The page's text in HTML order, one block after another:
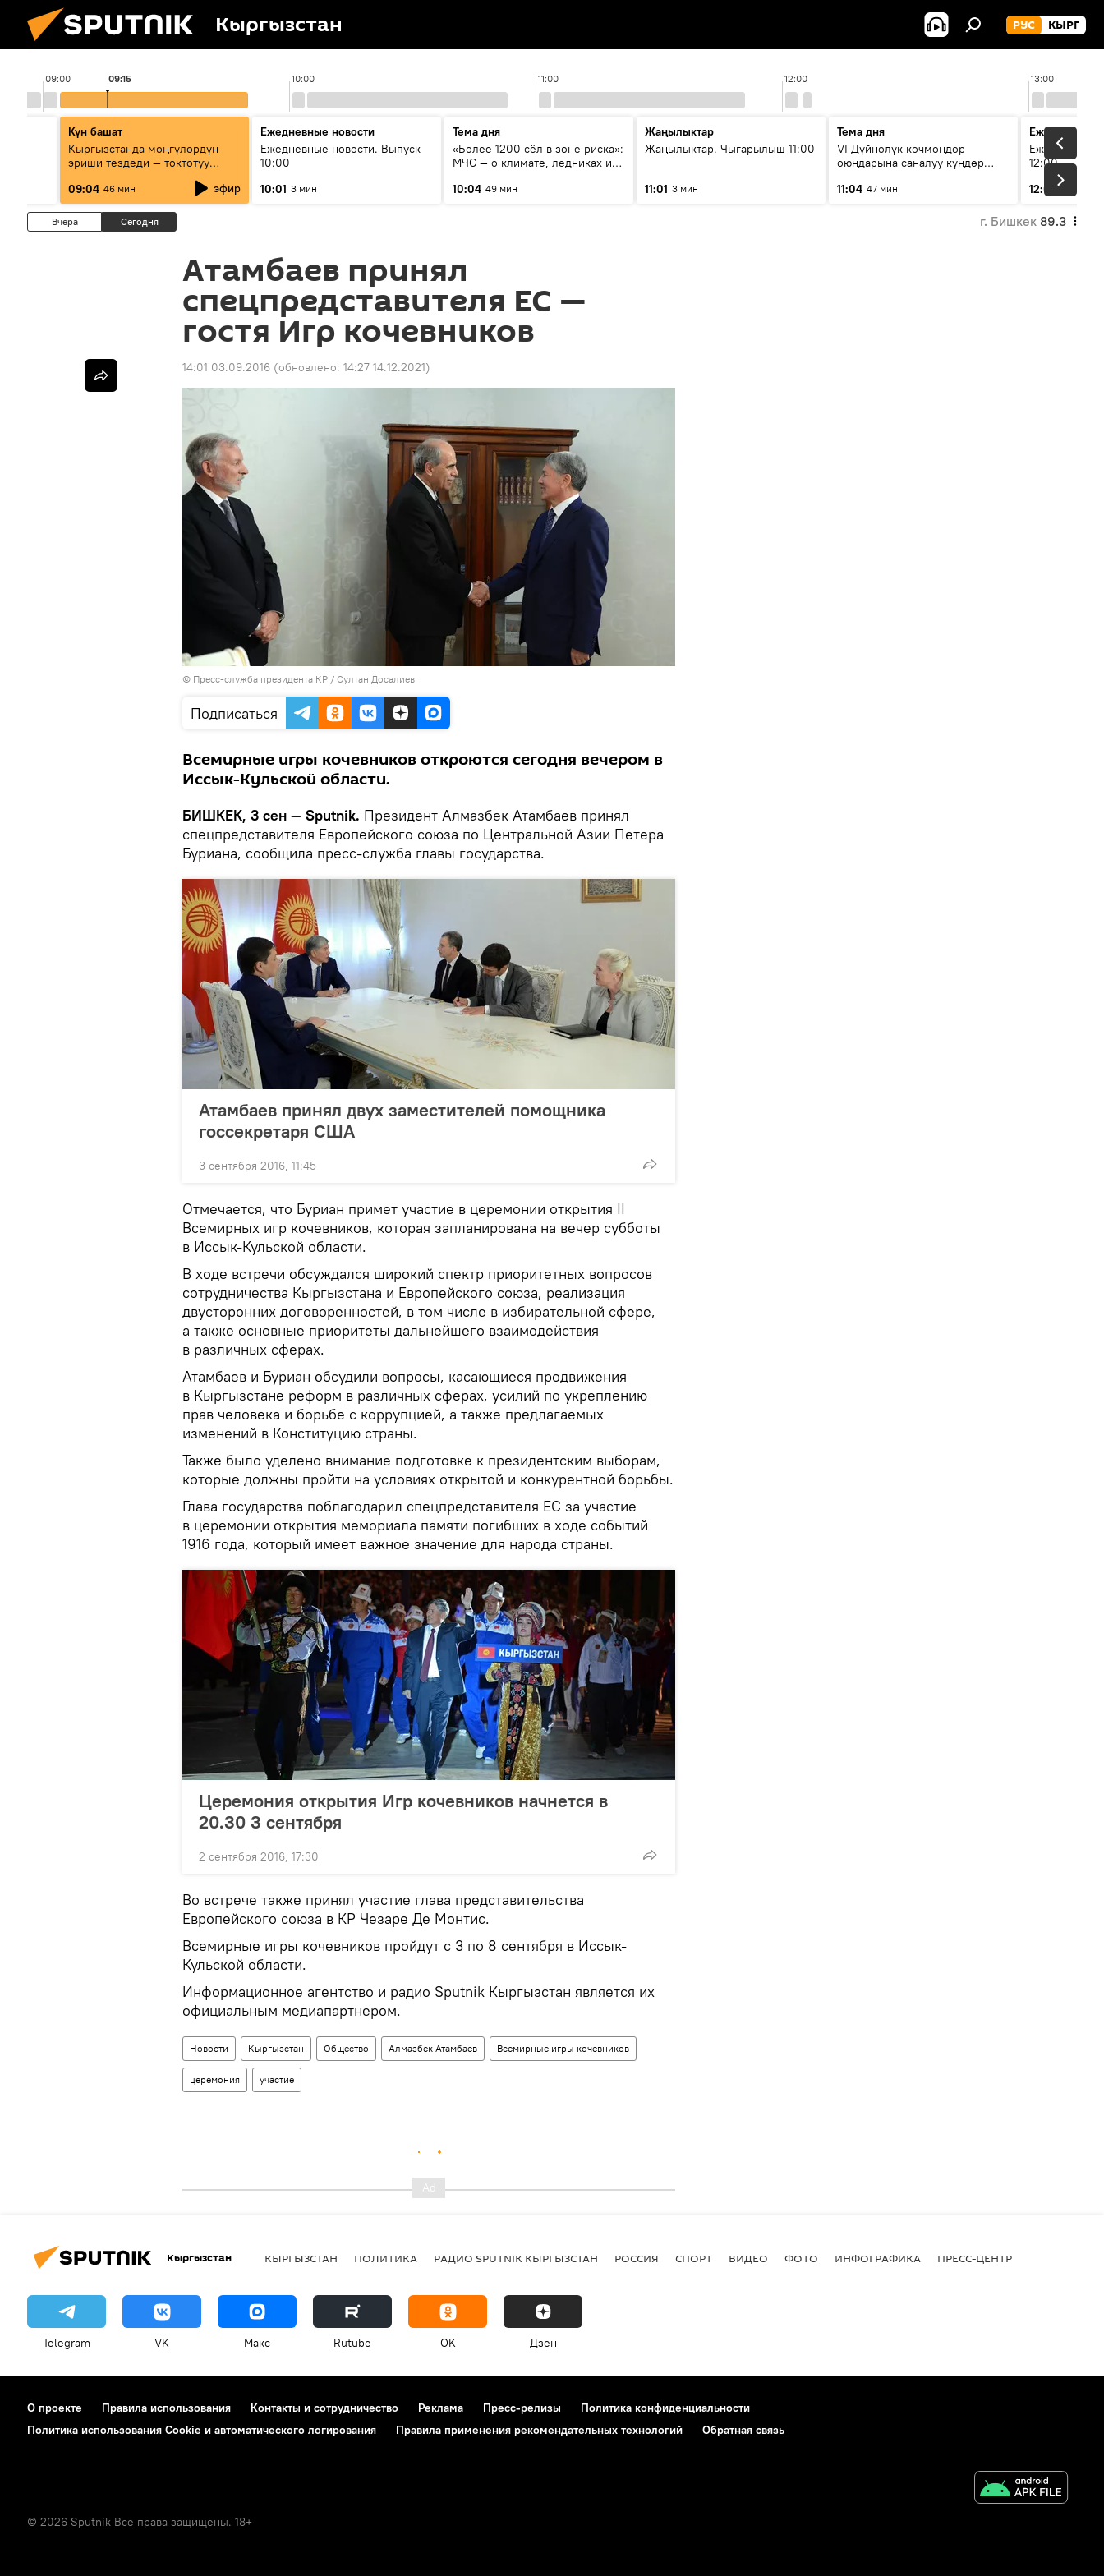
Кыргызстан РУС КЫРГ
09:00 10:00 11:00 12:00 13:00
09:15
Күн башат
Кыргызстанда мөңгүлөрдүн
эриши тездеди — токтотуу
09:04 46 мин эфир
Ежедневные новости
Ежедневные новости. Выпуск
10:00
10:01 3 мин
Тема дня
«Более 1200 сёл в зоне риска»:
МЧС — о климате, ледниках и
населения
10:04 49 мин
Жаңылыктар
Жаңылыктар. Чыгарылыш 11:00
11:01 3 мин
Тема дня
VI Дүйнөлүк көчмөндөр
оюндарына саналуу күндөр
этапка жетти?
11:04 47 мин
Ежедневные
Ежедневные
12:00
12:01
3 мин
Вчера Сегодня г. Бишкек 89.3
Атамбаев принял
спецпредставителя ЕС —
гостя Игр кочевников
14:01 03.09.2016 (обновлено: 14:27 14.12.2021)
© Пресс-служба президента КР / Султан Досалиев
Подписаться
Всемирные игры кочевников откроются сегодня вечером в
Иссык-Кульской области.
БИШКЕК, 3 сен — Sputnik. Президент Алмазбек Атамбаев принял
спецпредставителя Европейского союза по Центральной Азии Петера
Буриана, сообщила пресс-служба главы государства.
Атамбаев принял двух заместителей помощника
госсекретаря США
3 сентября 2016, 11:45
Отмечается, что Буриан примет участие в церемонии открытия II
Всемирных игр кочевников, которая запланирована на вечер субботы
в Иссык-Кульской области.
В ходе встречи обсуждался широкий спектр приоритетных вопросов
сотрудничества Кыргызстана и Европейского союза, реализация
двусторонних договоренностей, в том числе в избирательной сфере,
а также основные приоритеты дальнейшего взаимодействия
в различных сферах.
Атамбаев и Буриан обсудили вопросы, касающиеся продвижения
в Кыргызстане реформ в различных сферах, усилий по укреплению
прав человека и борьбе с коррупцией, а также предлагаемых
изменений в Конституцию страны.
Также было уделено внимание подготовке к президентским выборам,
которые должны пройти на условиях открытой и конкурентной борьбы.
Глава государства поблагодарил спецпредставителя ЕС за участие
в церемонии открытия мемориала памяти погибших в ходе событий
1916 года, который имеет важное значение для народа страны.
Церемония открытия Игр кочевников начнется в
20.30 3 сентября
2 сентября 2016, 17:30
Во встрече также принял участие глава представительства
Европейского союза в КР Чезаре Де Монтис.
Всемирные игры кочевников пройдут с 3 по 8 сентября в Иссык-
Кульской области.
Информационное агентство и радио Sputnik Кыргызстан является их
официальным медиапартнером.
Новости Кыргызстан Общество Алмазбек Атамбаев Всемирные игры кочевников
церемония участие
Кыргызстан КЫРГЫЗСТАН ПОЛИТИКА РАДИО SPUTNIK КЫРГЫЗСТАН РОССИЯ СПОРТ ВИДЕО ФОТО ИНФОГРАФИКА ПРЕСС-ЦЕНТР
Telegram VK Макс Rutube OK Дзен
О проекте Правила использования Контакты и сотрудничество Реклама Пресс-релизы
Политика конфиденциальности
Политика использования Cookie и автоматического логирования
Правила применения рекомендательных технологий Обратная связь
© 2026 Sputnik Все права защищены. 18+